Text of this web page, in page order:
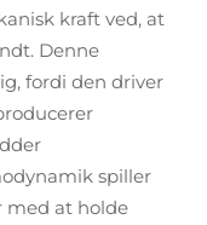
kraft ved, at
Denne
fordi den driver
spiller
med at holde